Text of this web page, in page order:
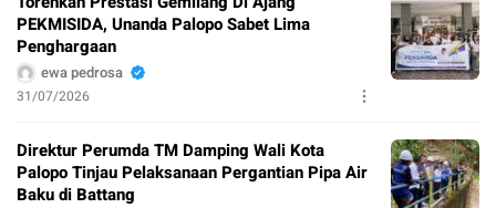
PEKMISIDA, Unanda Palopo Sabet Lima
Penghargaan
ewa pedrosa
31/07/2026
Direktur Perumda TM Damping Wali Kota
Palopo Tinjau Pelaksanaan Pergantian Pipa Air
Baku di Battang